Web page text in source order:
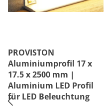
PROVISTON
Aluminiumprofil 17 x
17.5 x 2500 mm |
Aluminium LED Profil
für LED Beleuchtung